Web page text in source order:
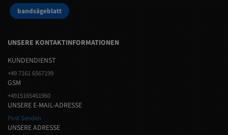
bandsägeblatt
UNSERE KONTAKTINFORMATIONEN
KUNDENDIENST
+49 7161 6567199
GSM
+4915165461960
UNSERE E-MAIL-ADRESSE
Post Senden
UNSERE ADRESSE